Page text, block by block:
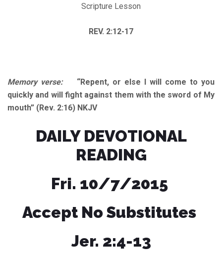
Scripture Lesson
REV. 2:12-17
Memory verse:“Repent, or else I will come to you
quickly and will fight against them with the sword of My
mouth” (Rev. 2:16) NKJV
DAILY DEVOTIONAL
READING
Fri. 10/7/2015
Accept No Substitutes
Jer. 2:4-13